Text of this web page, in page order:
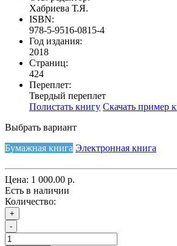
Хабриева Т.Я.
ISBN:
978-5-9516-0815-4
Год издания:
2018
Страниц:
424
Переплет:
Твердый переплет
Полистать книгу Скачать пример
Выбрать вариант
Бумажная книга Электронная книга
Цена: 1 000.00 р.
Есть в наличии
Количество:
+
-